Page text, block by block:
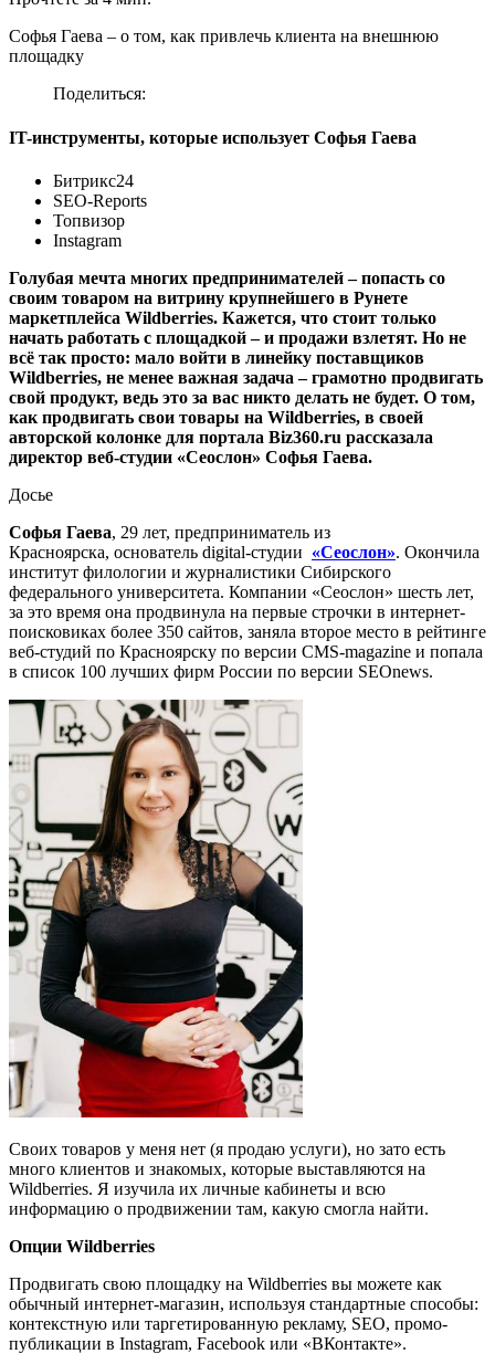
Софья Гаева – о том, как привлечь клиента на внешнюю
площадку
Поделиться:
IT-инструменты, которые использует Софья Гаева
Битрикс24
SEO-Reports
Топвизор
Instagram
Голубая мечта многих предпринимателей – попасть со
своим товаром на витрину крупнейшего в Рунете
маркетплейса Wildberries. Кажется, что стоит только
начать работать с площадкой – и продажи взлетят. Но не
всё так просто: мало войти в линейку поставщиков
Wildberries, не менее важная задача – грамотно продвигать
свой продукт, ведь это за вас никто делать не будет. О том,
как продвигать свои товары на Wildberries, в своей
авторской колонке для портала Biz360.ru рассказала
директор веб-студии «Сеослон» Софья Гаева.
Досье
Софья Гаева, 29 лет, предприниматель из
Красноярска, основатель digital-студии «Сеослон». Окончила
институт филологии и журналистики Сибирского
федерального университета. Компании «Сеослон» шесть лет,
за это время она продвинула на первые строчки в интернет-
поисковиках более 350 сайтов, заняла второе место в рейтинге
веб-студий по Красноярску по версии CMS-magazine и попала
в список 100 лучших фирм России по версии SEOnews.
Своих товаров у меня нет (я продаю услуги), но зато есть
много клиентов и знакомых, которые выставляются на
Wildberries. Я изучила их личные кабинеты и всю
информацию о продвижении там, какую смогла найти.
Опции Wildberries
Продвигать свою площадку на Wildberries вы можете как
обычный интернет-магазин, используя стандартные способы:
контекстную или таргетированную рекламу, SEO, промо-
публикации в Instagram, Facebook или «ВКонтакте».